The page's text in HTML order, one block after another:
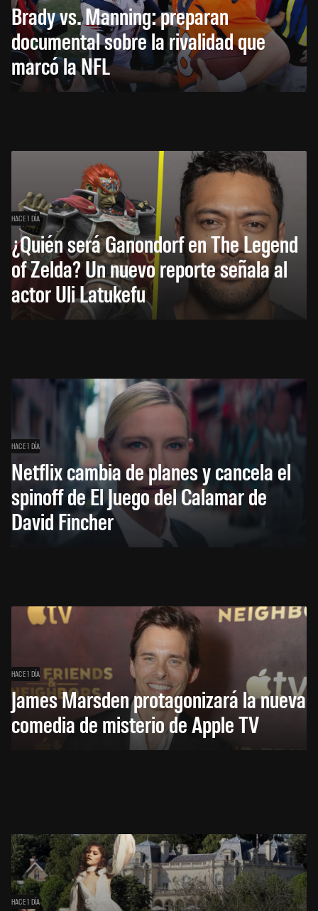
Brady vs. Manning: preparan
documental sobre la rivalidad que
marcó la NFL
HACE 1 DÍA
¿Quién será Ganondorf en The Legend
of Zelda? Un nuevo reporte señala al
actor Uli Latukefu
HACE 1 DÍA
Netflix cambia de planes y cancela el
spinoff de El Juego del Calamar de
David Fincher
HACE 1 DÍA
James Marsden protagonizará la nueva
comedia de misterio de Apple TV
HACE 1 DÍA